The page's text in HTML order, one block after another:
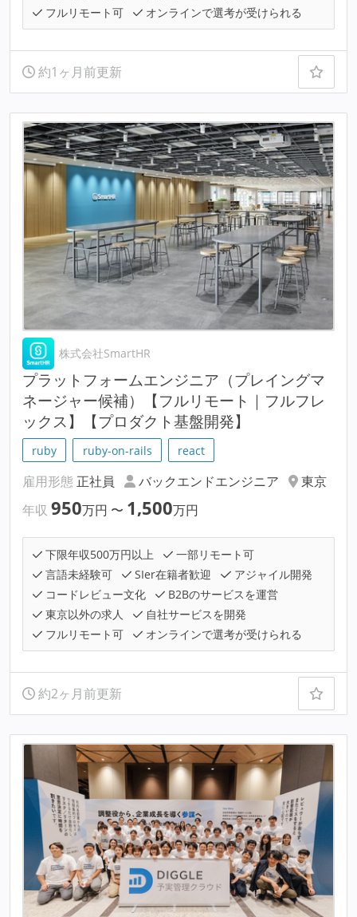
フルリモート可
オンラインで選考が受けられる
約1ヶ月前更新
株式会社SmartHR
プラットフォームエンジニア（プレイングマ
ネージャー候補）【フルリモート｜フルフレ
ックス】【プロダクト基盤開発】
ruby ruby-on-rails react
雇用形態 正社員 バックエンドエンジニア
東京
年収 950万円 〜 1,500万円
下限年収500万円以上
一部リモート可
言語未経験可
SIer在籍者歓迎
アジャイル開発
コードレビュー文化
B2Bのサービスを運営
東京以外の求人
自社サービスを開発
フルリモート可
オンラインで選考が受けられる
約2ヶ月前更新